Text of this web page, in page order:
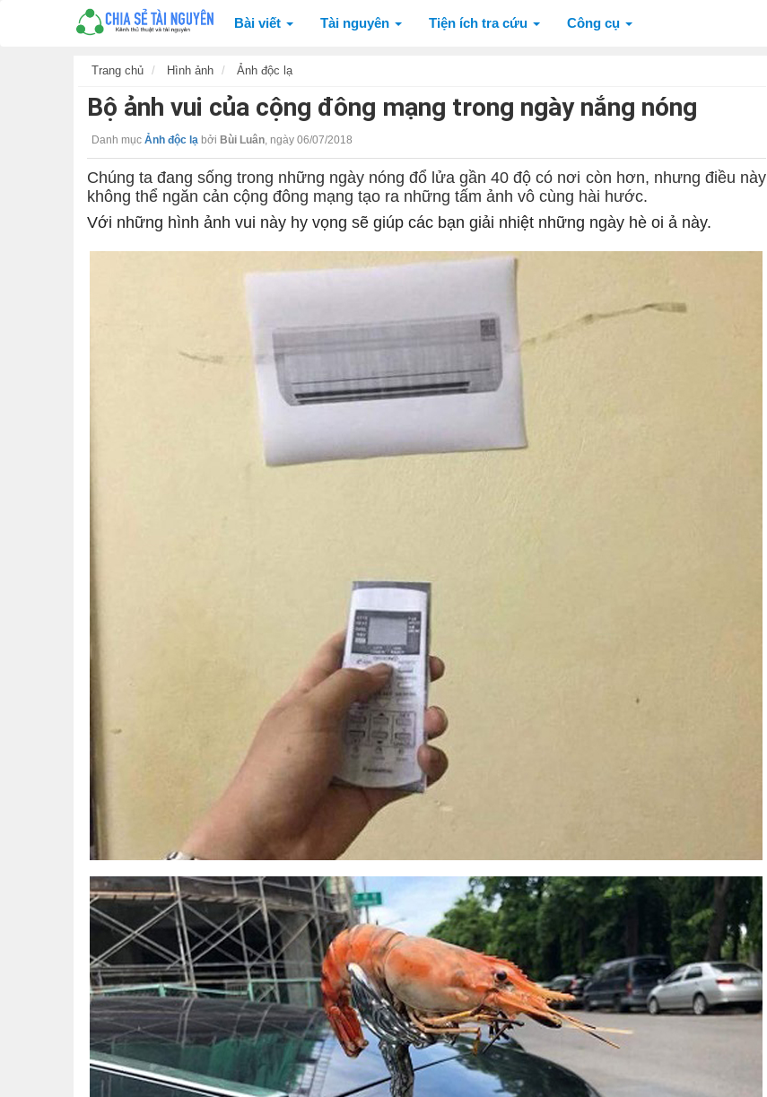
Bài viết Tài nguyên Tiện ích tra cứu Công cụ
Trang chủ Hình ảnh Ảnh độc lạ
Bộ ảnh vui của cộng đông mạng trong ngày nắng nóng
Danh mục Ảnh độc lạ bởi Bùi Luân, ngày 06/07/2018
Chúng ta đang sống trong những ngày nóng đổ lửa gần 40 độ có nơi còn hơn, nhưng điều này
không thể ngăn cản cộng đông mạng tạo ra những tấm ảnh vô cùng hài hước.
Với những hình ảnh vui này hy vọng sẽ giúp các bạn giải nhiệt những ngày hè oi ả này.